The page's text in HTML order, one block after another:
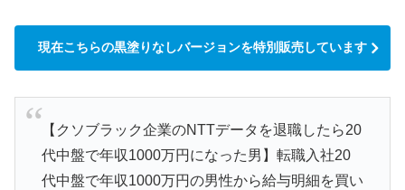
現在こちらの黒塗りなしバージョンを特別販売しています
【クソブラック企業のNTTデータを退職したら20
代中盤で年収1000万円になった男】転職入社20
代中盤で年収1000万円の男性から給与明細を買い